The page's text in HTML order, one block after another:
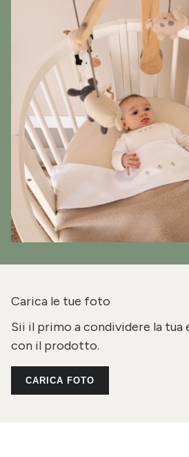
Carica le tue foto
Sii il primo a condividere la tua
con il prodotto.
CARICA FOTO